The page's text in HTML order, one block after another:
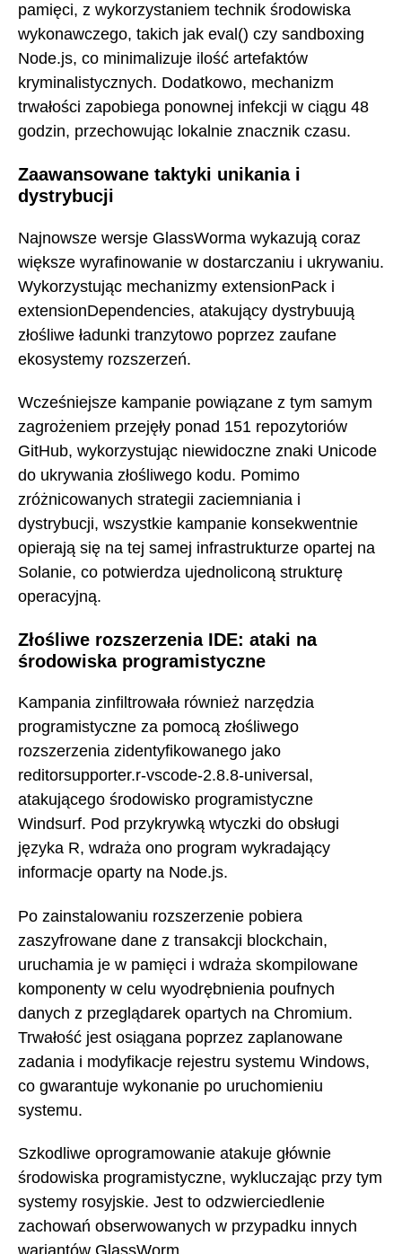
pamięci, z wykorzystaniem technik środowiska
wykonawczego, takich jak eval() czy sandboxing
Node.js, co minimalizuje ilość artefaktów
kryminalistycznych. Dodatkowo, mechanizm
trwałości zapobiega ponownej infekcji w ciągu 48
godzin, przechowując lokalnie znacznik czasu.
Zaawansowane taktyki unikania i
dystrybucji
Najnowsze wersje GlassWorma wykazują coraz
większe wyrafinowanie w dostarczaniu i ukrywaniu.
Wykorzystując mechanizmy extensionPack i
extensionDependencies, atakujący dystrybuują
złośliwe ładunki tranzytowo poprzez zaufane
ekosystemy rozszerzeń.
Wcześniejsze kampanie powiązane z tym samym
zagrożeniem przejęły ponad 151 repozytoriów
GitHub, wykorzystując niewidoczne znaki Unicode
do ukrywania złośliwego kodu. Pomimo
zróżnicowanych strategii zaciemniania i
dystrybucji, wszystkie kampanie konsekwentnie
opierają się na tej samej infrastrukturze opartej na
Solanie, co potwierdza ujednoliconą strukturę
operacyjną.
Złośliwe rozszerzenia IDE: ataki na
środowiska programistyczne
Kampania zinfiltrowała również narzędzia
programistyczne za pomocą złośliwego
rozszerzenia zidentyfikowanego jako
reditorsupporter.r-vscode-2.8.8-universal,
atakującego środowisko programistyczne
Windsurf. Pod przykrywką wtyczki do obsługi
języka R, wdraża ono program wykradający
informacje oparty na Node.js.
Po zainstalowaniu rozszerzenie pobiera
zaszyfrowane dane z transakcji blockchain,
uruchamia je w pamięci i wdraża skompilowane
komponenty w celu wyodrębnienia poufnych
danych z przeglądarek opartych na Chromium.
Trwałość jest osiągana poprzez zaplanowane
zadania i modyfikacje rejestru systemu Windows,
co gwarantuje wykonanie po uruchomieniu
systemu.
Szkodliwe oprogramowanie atakuje głównie
środowiska programistyczne, wykluczając przy tym
systemy rosyjskie. Jest to odzwierciedlenie
zachowań obserwowanych w przypadku innych